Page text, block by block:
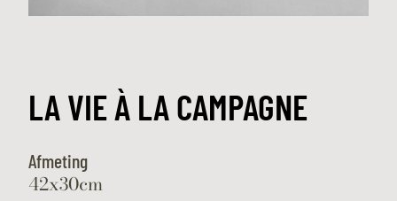
LA VIE À LA CAMPAGNE
Afmeting
42x30cm